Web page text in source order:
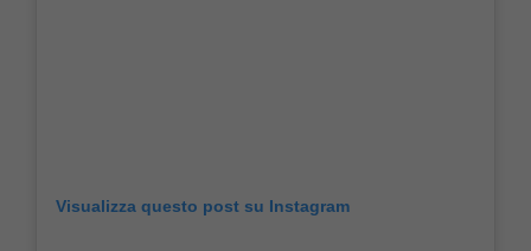
Visualizza questo post su Instagram